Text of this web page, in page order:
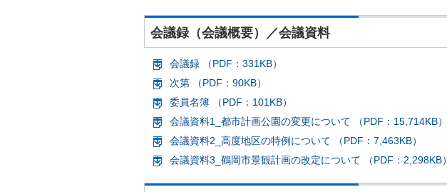
会議録（会議概要）／会議資料
会議録 （PDF：331KB）
次第 （PDF：90KB）
委員名簿 （PDF：101KB）
会議資料1_都市計画公園の変更について （PDF：15,714KB）
会議資料2_高度地区の特例について （PDF：7,463KB）
会議資料3_鶴岡市景観計画の改定について （PDF：2,298KB）